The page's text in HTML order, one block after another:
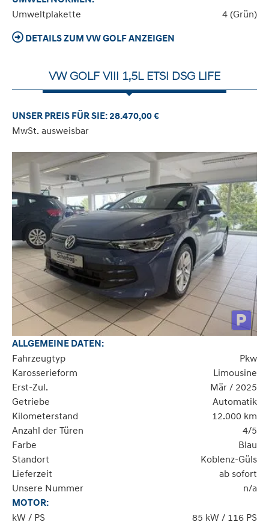
Umweltplakette
4 (Grün)
DETAILS ZUM VW GOLF ANZEIGEN
VW GOLF VIII 1,5L ETSI DSG LIFE
UNSER PREIS FÜR SIE: 28.470,00 €
MwSt. ausweisbar
ALLGEMEINE DATEN:
Fahrzeugtyp
Pkw
Karosserieform
Limousine
Erst-Zul.
Mär / 2025
Getriebe
Automatik
Kilometerstand
12.000 km
Anzahl der Türen
4/5
Farbe
Blau
Standort
Koblenz-Güls
Lieferzeit
ab sofort
Unsere Nummer
n/a
MOTOR:
kW / PS
85 kW / 116 PS